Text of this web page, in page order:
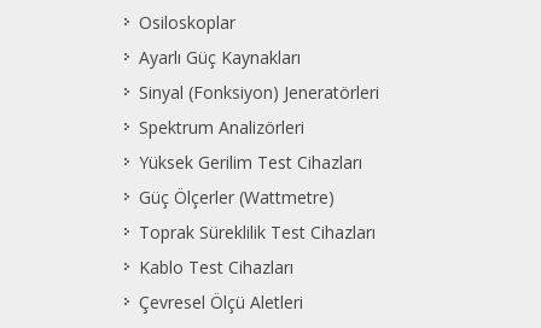
Osiloskoplar
Ayarlı Güç Kaynakları
Sinyal (Fonksiyon) Jeneratörleri
Spektrum Analizörleri
Yüksek Gerilim Test Cihazları
Güç Ölçerler (Wattmetre)
Toprak Süreklilik Test Cihazları
Kablo Test Cihazları
Çevresel Ölçü Aletleri